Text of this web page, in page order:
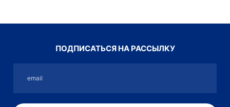
ПОДПИСАТЬСЯ НА РАССЫЛКУ